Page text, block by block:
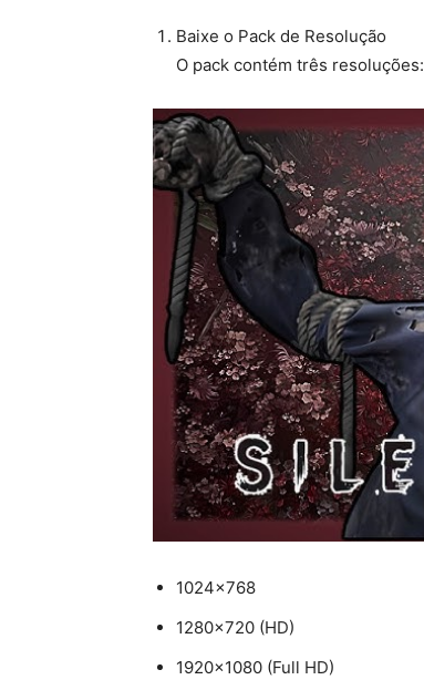
Baixe o Pack de Resolução
O pack contém três resoluções:
1024×768
1280×720 (HD)
1920×1080 (Full HD)